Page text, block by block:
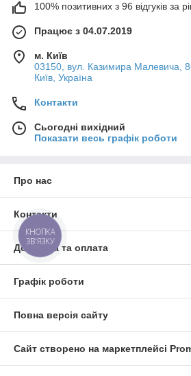
100% позитивних з 96 відгуків за
Працює з 04.07.2019
м. Київ
03150, вул. Казимира Малевича,
Київ, Україна
Контакти
Сьогодні вихідний
Показати весь графік роботи
Про нас
Контакти
Доставка та оплата
Графік роботи
Повна версія сайту
Сайт створено на маркетплейсі
КНОПКА
ЗВ'ЯЗКУ